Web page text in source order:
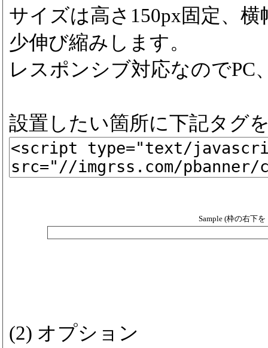
サイズは高さ150px固定、
少伸び縮みします。
レスポンシブ対応なので
設置したい箇所に下記タグ
Sample (枠の右下
(2) オプション